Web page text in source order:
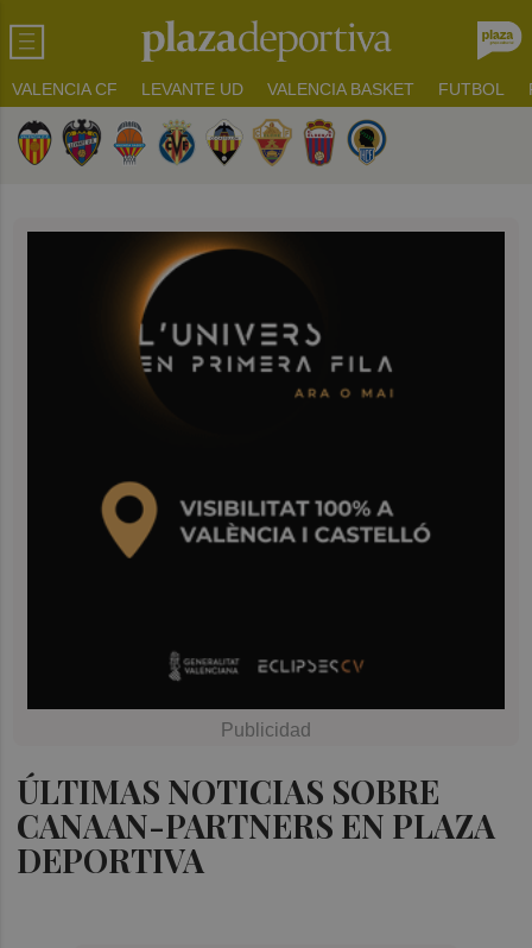
VALENCIA CF LEVANTE UD VALENCIA BASKET FUTBOL
ÚLTIMAS NOTICIAS SOBRE
CANAAN-PARTNERS EN PLAZA
DEPORTIVA